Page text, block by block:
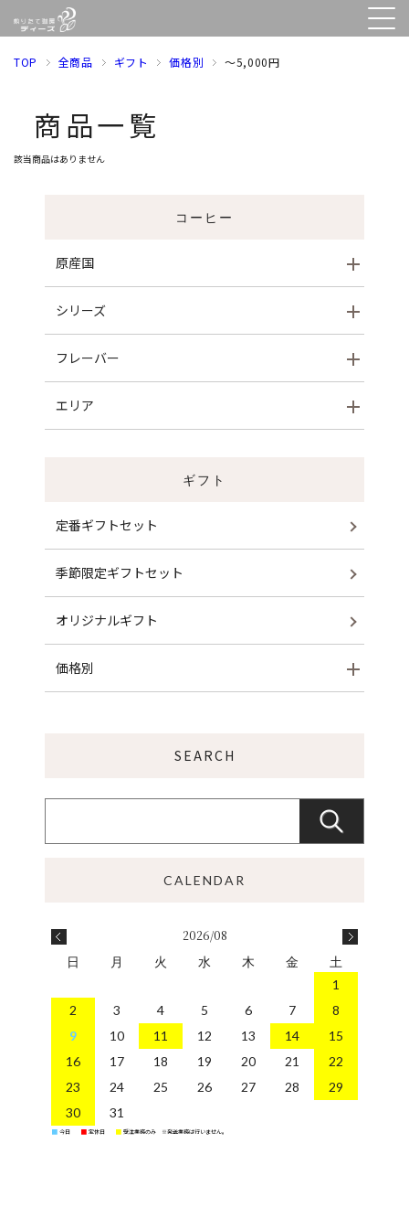
TOP 全商品 ギフト 価格別 ～5,000円
商品一覧
該当商品はありません
コーヒー
原産国
シリーズ
フレーバー
エリア
ギフト
定番ギフトセット
季節限定ギフトセット
オリジナルギフト
価格別
2026/08
日 月 火 水 木 金
土
1
2
3 4 5 6 7
8
9
10 11 12 13 14
15
16
17 18 19 20 21
22
23
24 25 26 27 28
29
30
31
■ 今日 ■ 定休日 ■ 受注業務のみ ※発送業務は行いません。